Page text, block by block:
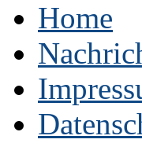
Home